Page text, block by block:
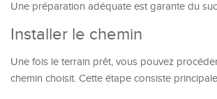
Une préparation adéquate est garante du
Installer le chemin
Une fois le terrain prêt, vous pouvez
chemin choisit. Cette étape consiste